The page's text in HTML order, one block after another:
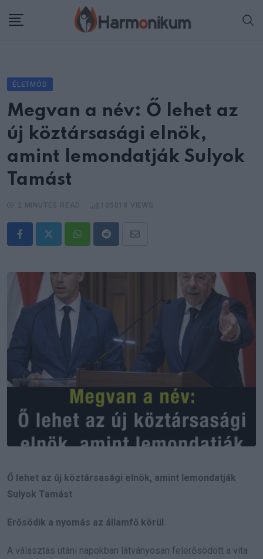
ÉLETMÓD
Megvan a név: Ő lehet az
új köztársasági elnök,
amint lemondatják Sulyok
Tamást
WhatsappRedditShare
Email
Ő lehet az új köztársasági elnök, amint lemondatják
Sulyok Tamást
Erősödik a nyomás az államfő körül
A választás utáni napokban látványosan felerősödött a vita